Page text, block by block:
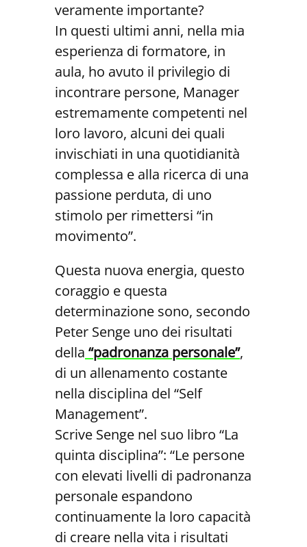
veramente importante?
In questi ultimi anni, nella mia
esperienza di formatore, in
aula, ho avuto il privilegio di
incontrare persone, Manager
estremamente competenti nel
loro lavoro, alcuni dei quali
invischiati in una quotidianità
complessa e alla ricerca di una
passione perduta, di uno
stimolo per rimettersi “in
movimento”.
Questa nuova energia, questo
coraggio e questa
determinazione sono, secondo
Peter Senge uno dei risultati
della “padronanza personale”,
di un allenamento costante
nella disciplina del “Self
Management”.
Scrive Senge nel suo libro “La
quinta disciplina”: “Le persone
con elevati livelli di padronanza
personale espandono
continuamente la loro capacità
di creare nella vita i risultati